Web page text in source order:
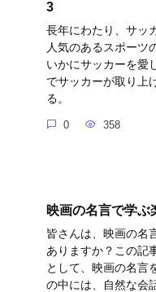
3
長年にわたり、サッ
人気のあるスポーツ
いかにサッカーを愛
でサッカーが取り上
る。
0 358
映画の名言で学ぶ
皆さんは、映画の名
ありますか？この記
として、映画の名言
の中には、自然な会